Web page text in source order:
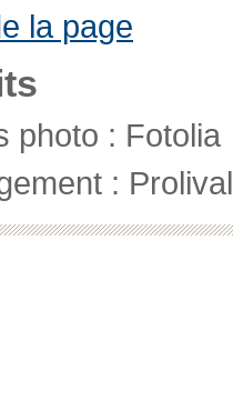
la page
photo : Fotolia
: Prolival